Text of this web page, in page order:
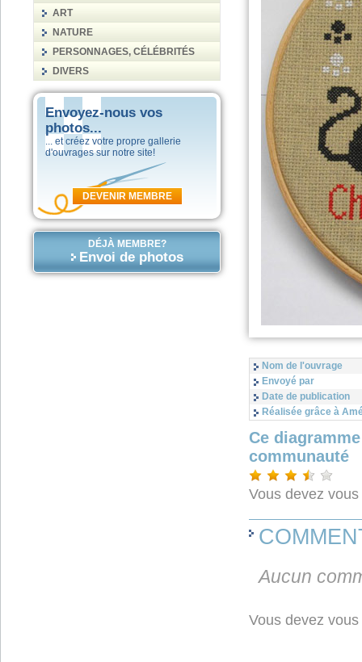
ART
NATURE
PERSONNAGES, CÉLÉBRITÉS
DIVERS
Envoyez-nous vos
photos...
... et créez votre propre gallerie
d'ouvrages sur notre site!
DEVENIR MEMBRE
DÉJÀ MEMBRE?
Envoi de photos
Nom de l'ouvrage
Envoyé par
Date de publication
Réalisée grâce à
Ce
communauté
Vous devez vous
Aucun
Vous devez vous